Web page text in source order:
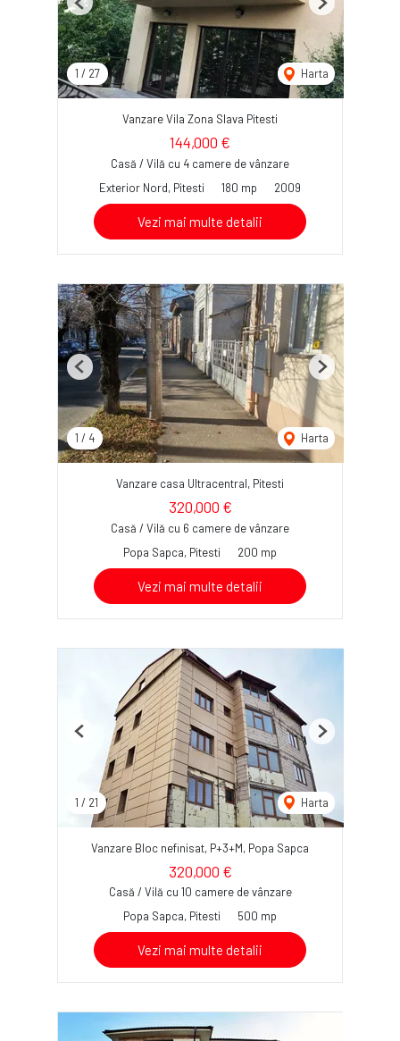
1 / 27 Harta
Previous Next
Vanzare Vila Zona Slava Pitesti
144,000 €
Casă / Vilă cu 4 camere de vânzare
Exterior Nord, Pitesti
180 mp 2009
Vezi mai multe detalii
1 / 4 Harta
Previous Next
Vanzare casa Ultracentral, Pitesti
320,000 €
Casă / Vilă cu 6 camere de vânzare
Popa Sapca, Pitesti
200 mp
Vezi mai multe detalii
1 / 21 Harta
Previous Next
Vanzare Bloc nefinisat, P+3+M, Popa Sapca
320,000 €
Casă / Vilă cu 10 camere de vânzare
Popa Sapca, Pitesti
500 mp
Vezi mai multe detalii